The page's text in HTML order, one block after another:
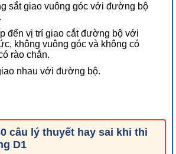
câu lý thuyết hay sai khi thi
D1
sắt giao vuông góc với đường bộ
đến vị trí giao cắt đường bộ với
không vuông góc và không có
rào chắn.
nhau với đường bộ.